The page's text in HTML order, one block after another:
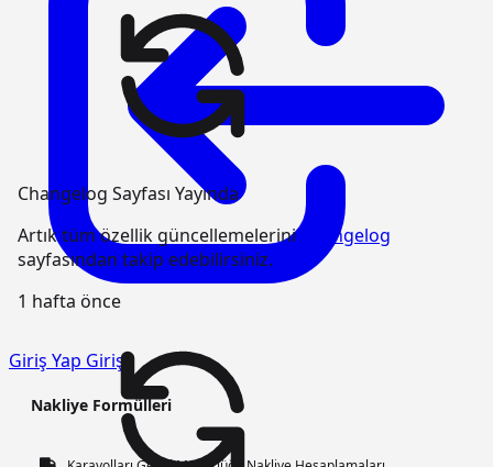
Changelog Sayfası Yayında
Artık tüm özellik güncellemelerini Changelog
sayfasından takip edebilirsiniz.
1 hafta önce
Giriş Yap Giriş
Nakliye Formülleri